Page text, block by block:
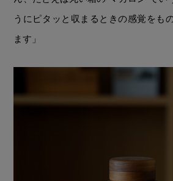
うにピタッと収まるときの感覚をも
ます」